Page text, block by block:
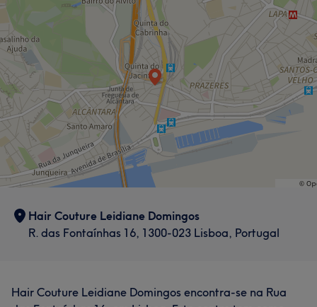
Hair Couture Leidiane Domingos
R. das Fontaínhas 16, 1300-023 Lisboa, Portugal
Hair Couture Leidiane Domingos encontra-se na Rua